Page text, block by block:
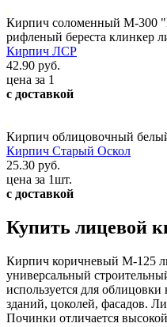
Кирпич соломенный М-300
рифленый береста клинкер
Кирпич ЛСР
42.90 руб.
цена за 1
с доставкой
Кирпич облицовочный
Кирпич Старый Оскол
25.30 руб.
цена за 1шт.
с доставкой
Купить лицевой
Кирпич коричневый М-125
универсальный
используется для
зданий, цоколей, фасадов.
Починки отличается